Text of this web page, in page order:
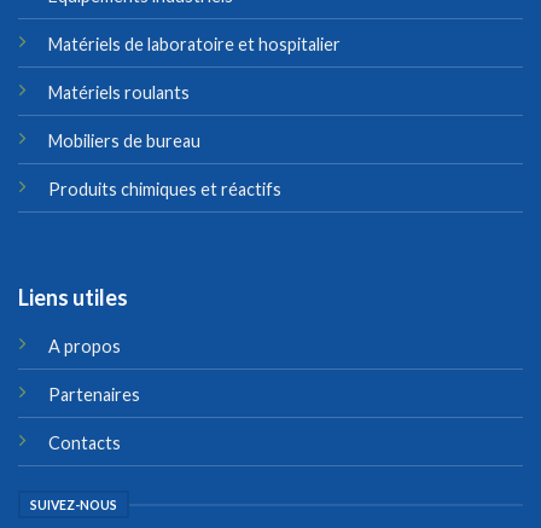
Matériels de laboratoire et hospitalier
Matériels roulants
Mobiliers de bureau
Produits chimiques et réactifs
Liens utiles
A propos
Partenaires
Contacts
SUIVEZ-NOUS